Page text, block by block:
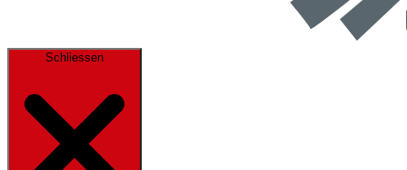
Schliessen